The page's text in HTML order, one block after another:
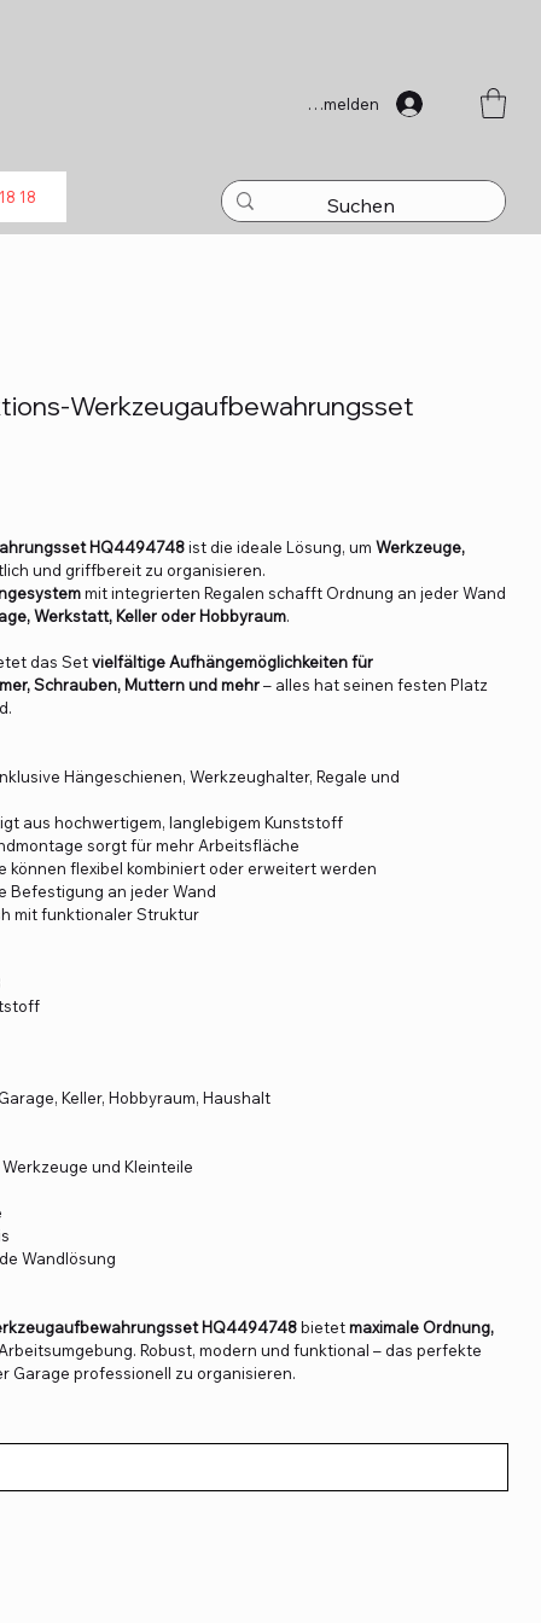
18
Anmelden
Werkzeugaufbewahrungsset
HQ4494748ist die ideale Lösung, um Werkzeuge,
und griffbereit zu organisieren.
mit integrierten Regalen schafft Ordnung an jeder Wand
Werkstatt, Keller oder Hobbyraum.
das Setvielfältige Aufhängemöglichkeiten für
Schrauben, Muttern und mehr– alles hat seinen festen Platz
Hängeschienen, Werkzeughalter, Regale und
aus hochwertigem, langlebigem Kunststoff
sorgt für mehr Arbeitsfläche
können flexibel kombiniert oder erweitert werden
Befestigung an jeder Wand
mit funktionaler Struktur
Keller, Hobbyraum, Haushalt
und Kleinteile
Wandlösung
HQ4494748bietetmaximale Ordnung,
Robust, modern und funktional – das perfekte
Garage professionell zu organisieren.